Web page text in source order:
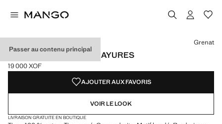
Passer au contenu principal
SWEAT-SHIRT BRODÉ RAYURES
Prix actuel [19 000 XOF ]
19 000 XOF
Choisissez une couleur
Couleur Bleu
Couleur Grenat sélectionnée
Grenat
AJOUTER AUX FAVORIS
VOIR LE LOOK
LIVRAISON GRATUITE EN BOUTIQUE